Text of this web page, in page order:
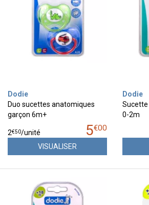
Dodie
Duo sucettes anatomiques
garçon 6m+
5€00
2€50/unité
VISUALISER
Dodie
Sucette
0-2m